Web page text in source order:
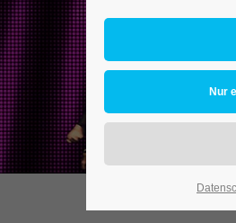
Anmelden
Register |Lost your password?